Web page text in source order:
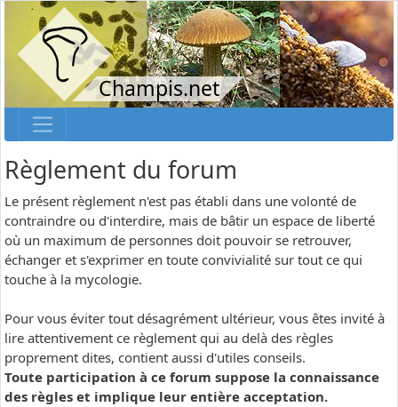
Champis.net
Règlement du forum
Le présent règlement n'est pas établi dans une volonté de
contraindre ou d'interdire, mais de bâtir un espace de liberté
où un maximum de personnes doit pouvoir se retrouver,
échanger et s'exprimer en toute convivialité sur tout ce qui
touche à la mycologie.
Pour vous éviter tout désagrément ultérieur, vous êtes invité à
lire attentivement ce règlement qui au delà des règles
proprement dites, contient aussi d'utiles conseils.
Toute participation à ce forum suppose la connaissance
des règles et implique leur entière acceptation.